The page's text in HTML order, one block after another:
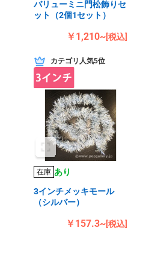
バリューミニ門松飾りセ
ット（2個1セット）
￥1,210~[税込]
カテゴリ人気5位
在庫 あり
3インチメッキモール
（シルバー）
￥157.3~[税込]